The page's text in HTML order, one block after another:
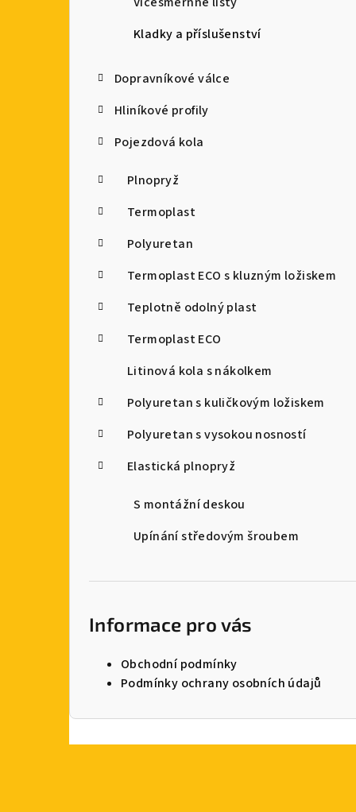
Kladky a příslušenství
Dopravníkové válce
Hliníkové profily
Pojezdová kola
Plnopryž
Termoplast
Polyuretan
Termoplast ECO s kluzným ložiskem
Teplotně odolný plast
Termoplast ECO
Litinová kola s nákolkem
Polyuretan s kuličkovým ložiskem
Polyuretan s vysokou nosností
Elastická plnopryž
S montážní deskou
Upínání středovým šroubem
Informace pro vás
Obchodní podmínky
Podmínky ochrany osobních údajů